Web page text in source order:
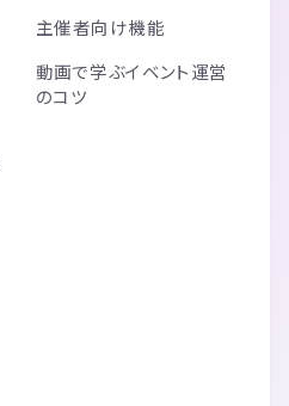
主催者向け機能
動画で学ぶイベント運営
のコツ